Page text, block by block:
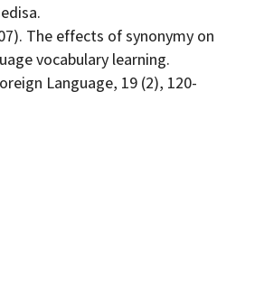
The effects of synonymy on
vocabulary learning.
Language, 19 (2), 120-